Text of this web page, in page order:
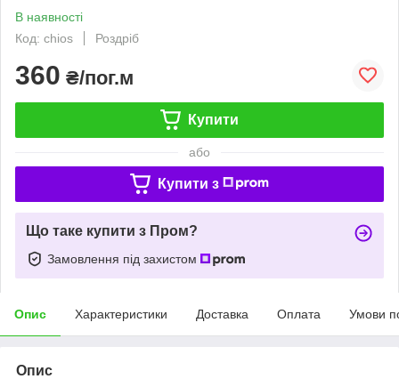
В наявності
Код: chios
Роздріб
360 ₴/пог.м
Купити
або
Купити з
Що таке купити з Пром?
Замовлення під захистом
Опис Характеристики Доставка Оплата Умови
Опис